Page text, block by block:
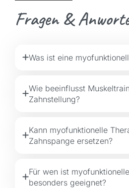
Fragen &
Was ist eine
Wie beeinflusst
Zahnstellung?
Kann myofunktionelle
Zahnspange ersetzen?
Für wen ist
besonders geeignet?